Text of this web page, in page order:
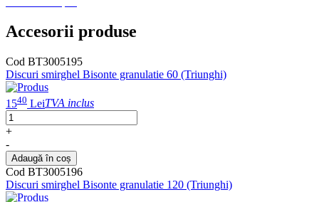
Accesorii produse
Cod BT3005195
Discuri smirghel Bisonte granulatie 60 (Triunghi)
1540 LeiTVA inclus
+
-
Adaugă în coș
Cod BT3005196
Discuri smirghel Bisonte granulatie 120 (Triunghi)